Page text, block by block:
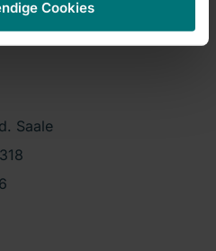
Cookies
Saale